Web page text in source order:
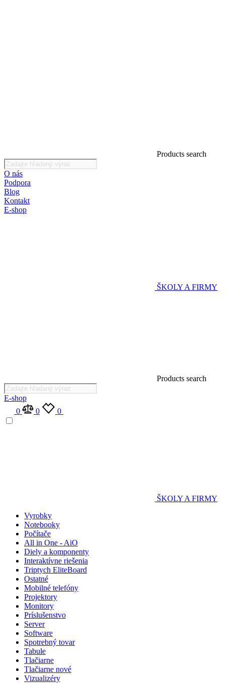
Products search
O nás
Podpora
Blog
Kontakt
E-shop
ŠKOLY A FIRMY
Products search
E-shop
0
0 0
ŠKOLY A FIRMY
Vyrobky
Notebooky
Počítače
All in One - AiO
Diely a komponenty
Interaktívne riešenia
Triptych EliteBoard
Ostatné
Mobilné telefóny
Projektory
Monitory
Príslušenstvo
Server
Software
Spotrebný tovar
Tabule
Tlačiarne
Tlačiarne nové
Vizualizéry